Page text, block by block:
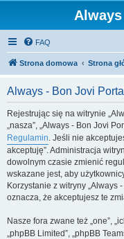
FAQ
Strona domowa Strona
Always - Bon Jovi
Rejestrując się na witrynie
„nasza”, „Always - Bon Jovi
Regulamin. Jeśli nie
akceptuję”. Administracja
dowolnym czasie zmienić
wskazane jest, aby
Korzystanie z witryny „Always
oznacza, że akceptujesz te
Nasze fora zwane też „one”,
„phpBB Limited”, „phpBB